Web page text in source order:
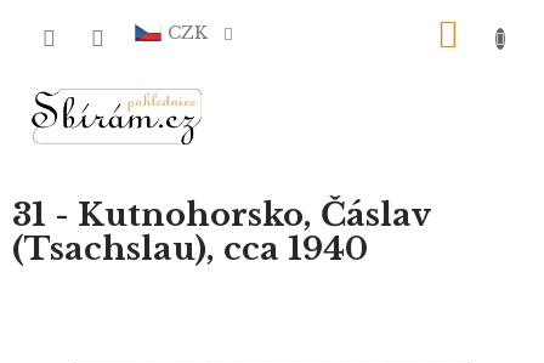
CZK
31 - Kutnohorsko, Čáslav
(Tsachslau), cca 1940